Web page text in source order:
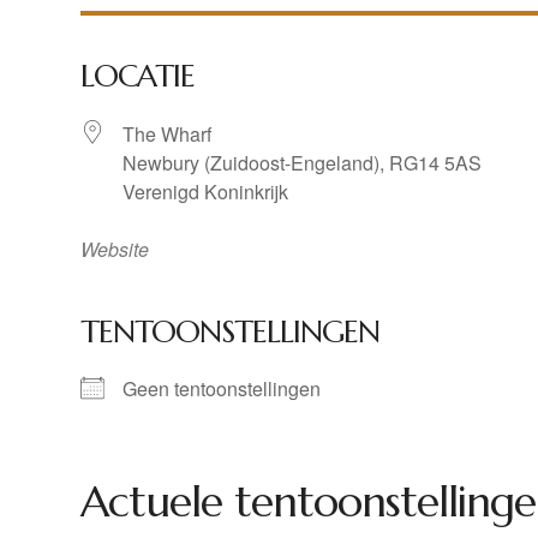
LOCATIE
The Wharf
Newbury (Zuidoost-Engeland), RG14 5AS
Verenigd Koninkrijk
Website
TENTOONSTELLINGEN
Geen tentoonstellingen
Actuele